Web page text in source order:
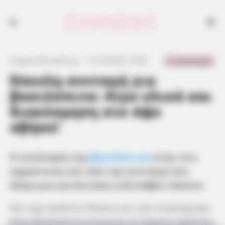
Εύκολη συνταγή για
βασιλόπιτα: Λίγα υλικά και
διακόσμηση στο άψε
σβήσε!
Ο στολισμός της βασιλόπιτας
σημαντικός και από την συνταγή που
στην βασιλόπιτα γίνονταν με ξηρούς καρπούς